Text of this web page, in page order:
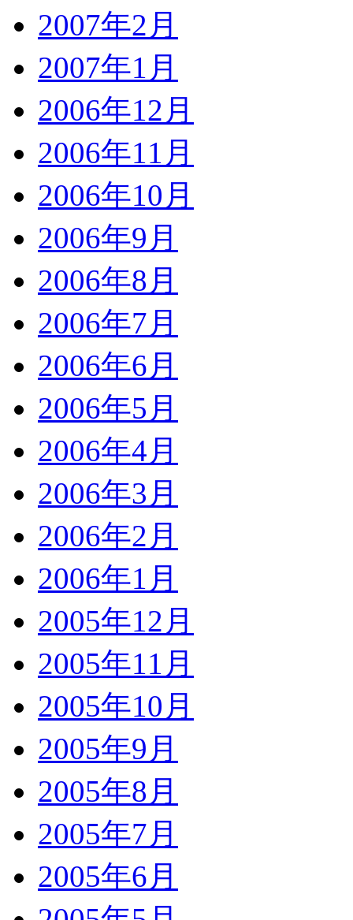
2007年2月
2007年1月
2006年12月
2006年11月
2006年10月
2006年9月
2006年8月
2006年7月
2006年6月
2006年5月
2006年4月
2006年3月
2006年2月
2006年1月
2005年12月
2005年11月
2005年10月
2005年9月
2005年8月
2005年7月
2005年6月